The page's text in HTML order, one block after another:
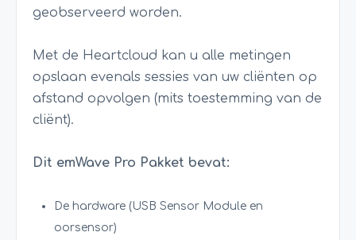
geobserveerd worden.
Met de Heartcloud kan u alle metingen
opslaan evenals sessies van uw cliënten op
afstand opvolgen (mits toestemming van de
cliënt).
Dit emWave Pro Pakket bevat:
De hardware (USB Sensor Module en
oorsensor)